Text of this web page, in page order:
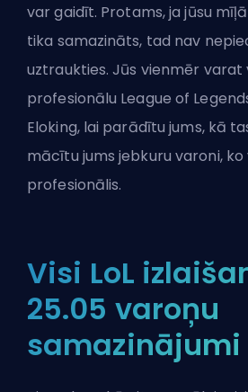
var gaidīt. Protams, ja jūsu
tika samazināts, tad nav
uztraukties. Jūs vienmēr
profesionālu League of
Eloking, lai parādītu jums, kā
mācītu jums jebkuru varoni,
profesionālis.
Visi LoL
25.05 varoņu
samazinājumi